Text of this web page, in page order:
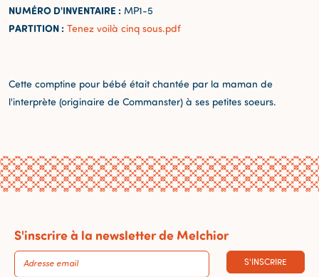
NUMÉRO D'INVENTAIRE : MP1-5
PARTITION : Tenez voilà cinq sous.pdf
Cette comptine pour bébé était chantée par la maman de
l'interprète (originaire de Commanster) à ses petites soeurs.
S'inscrire à la newsletter de Melchior
S'INSCRIRE